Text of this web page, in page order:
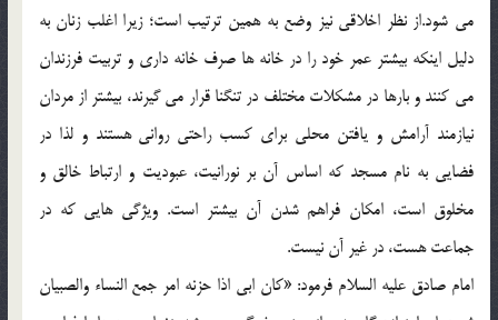
می شود.از نظر اخلاقی نیز وضع به همین ترتیب است؛ زیرا اغلب زنان به
دلیل اینکه بیشتر عمر خود را در خانه ها صرف خانه داری و تربیت فرزندان
می کنند و بارها در مشکلات مختلف در تنگنا قرار می گیرند، بیشتر از مردان
نیازمند آرامش و یافتن محلی برای کسب راحتی روانی هستند و لذا در
فضایی به نام مسجد که اساس آن بر نورانیت، عبودیت و ارتباط خالق و
مخلوق است، امکان فراهم شدن آن بیشتر است. ویژگی هایی که در
جماعت هست، در غیر آن نیست.
امام صادق علیه السلام فرمود: «کان ابی اذا حزنه امر جمع النساء والصبیان